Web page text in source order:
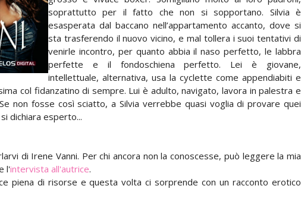
soprattutto per il fatto che non si sopportano. Silvia è
esasperata dal baccano nell’appartamento accanto, dove si
sta trasferendo il nuovo vicino, e mal tollera i suoi tentativi di
venirle incontro, per quanto abbia il naso perfetto, le labbra
perfette e il fondoschiena perfetto. Lei è giovane,
intellettuale, alternativa, usa la cyclette come appendiabiti e
col fidanzatino di sempre. Lui è adulto, navigato, lavora in palestra e
non fosse così sciatto, a Silvia verrebbe quasi voglia di provare quei
dichiara esperto...
di Irene Vanni. Per chi ancora non la conoscesse, può leggere la mia
l'intervista all'autrice.
piena di risorse e questa volta ci sorprende con un racconto erotico